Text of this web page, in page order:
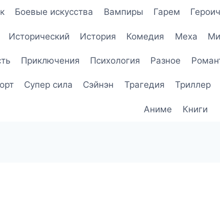
Боевые искусства Вампиры Гарем
Исторический История Комедия Меха
Приключения Психология Разное
Супер сила Сэйнэн Трагедия Триллер
Аниме Книги